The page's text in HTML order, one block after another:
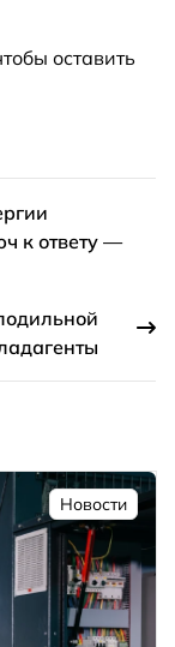
оставить
к ответу —
Новости